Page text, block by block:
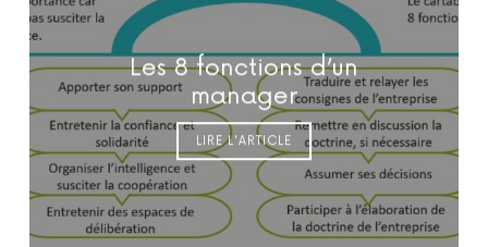
Les 8 fonctions d’un
manager
LIRE L'ARTICLE